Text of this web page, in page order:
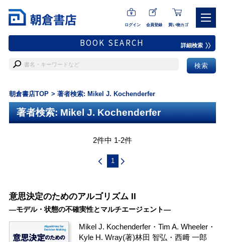
ログイン 会員登録 買い物カゴ
BOOK SEARCH 詳細検索
朝倉書店TOP 著者検索: Mikel J. Kochenderfer
著者検索: Mikel J. Kochenderfer
2件中 1-2件
1
意思決定のためのアルゴリズム II
―モデル・状態の不確実性とマルチエージェント―
Mikel J. Kochenderfer ・Tim A. Wheeler ・
Kyle H. Wray(著)林田 智弘 ・西﨑 一郎